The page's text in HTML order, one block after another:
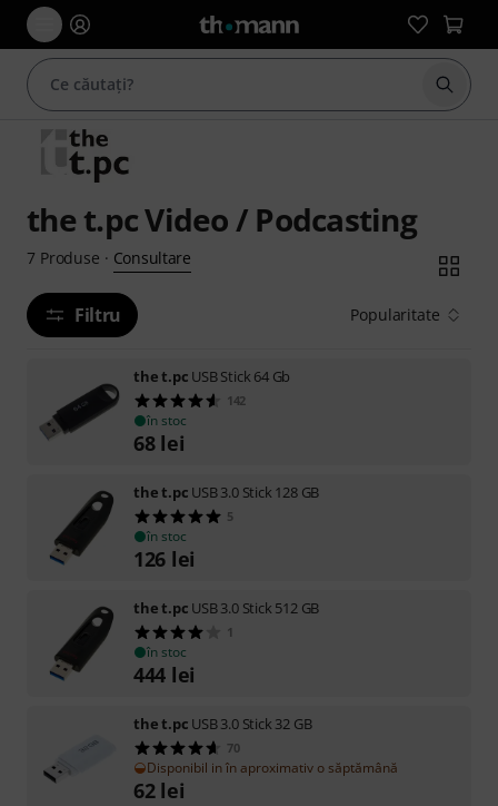
the t.pc Video / Podcasting
7 Produse · Consultare
Filtru Popularitate
the t.pc USB Stick 64 Gb
142
în stoc
68 lei
the t.pc USB 3.0 Stick 128 GB
5
în stoc
126 lei
the t.pc USB 3.0 Stick 512 GB
1
în stoc
444 lei
the t.pc USB 3.0 Stick 32 GB
70
Disponibil in în aproximativ o săptămână
62 lei